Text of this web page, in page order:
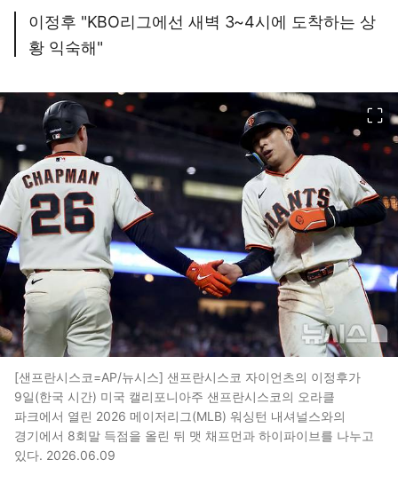
이정후 "KBO리그에선 새벽 3~4시에 도착하는 상
황 익숙해"
[샌프란시스코=AP/뉴시스] 샌프란시스코 자이언츠의 이정후가
9일(한국 시간) 미국 캘리포니아주 샌프란시스코의 오라클
파크에서 열린 2026 메이저리그(MLB) 워싱턴 내셔널스와의
경기에서 8회말 득점을 올린 뒤 맷 채프먼과 하이파이브를 나누고
있다. 2026.06.09